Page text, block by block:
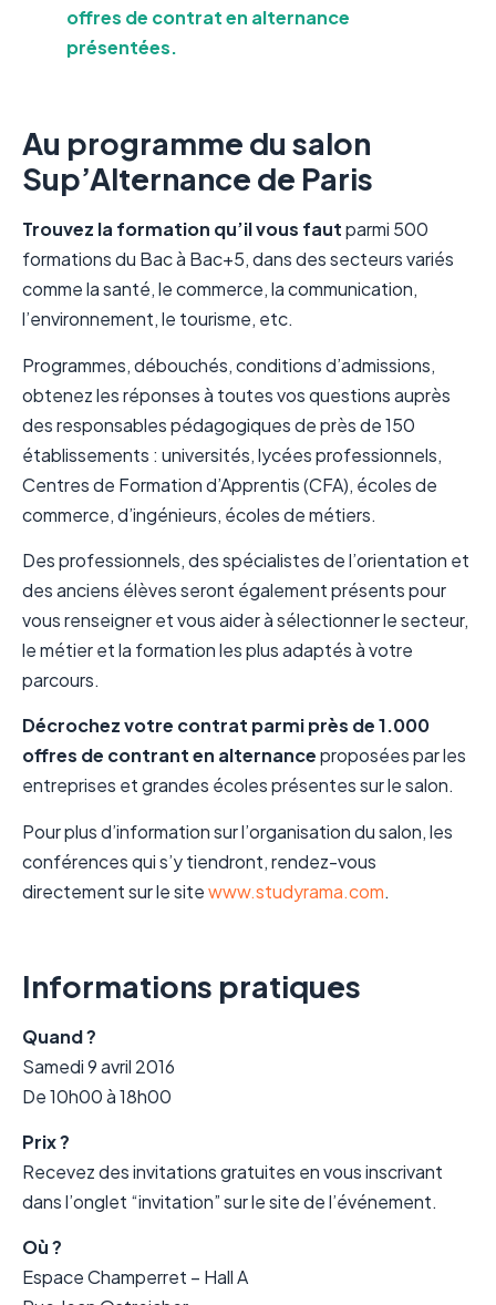
offres de contrat en alternance
présentées.
Au programme du salon
Sup’Alternance de Paris
Trouvez la formation qu’il vous fautparmi 500
formations du Bac à Bac+5, dans des secteurs variés
comme la santé, le commerce, la communication,
l’environnement, le tourisme, etc.
Programmes, débouchés, conditions d’admissions,
obtenez les réponses à toutes vos questions auprès
des responsables pédagogiques de près de 150
établissements : universités, lycées professionnels,
Centres de Formation d’Apprentis (CFA), écoles de
commerce, d’ingénieurs, écoles de métiers.
Des professionnels, des spécialistes de l’orientation et
des anciens élèves seront également présents pour
vous renseigner et vous aider à sélectionner le secteur,
le métier et la formation les plus adaptés à votre
parcours.
Décrochez votre contrat parmi près de1.000
offres de contrant en alternanceproposées par les
entreprises et grandes écoles présentes sur le salon.
Pour plus d’information sur l’organisation du salon, les
conférences qui s’y tiendront, rendez-vous
directement sur le sitewww.studyrama.com.
Informations pratiques
Quand ?
Samedi 9 avril 2016
De 10h00 à 18h00
Prix ?
Recevez des invitations gratuites en vous inscrivant
dans l’onglet “invitation” sur le site de l’événement.
Où ?
Espace Champerret – Hall A